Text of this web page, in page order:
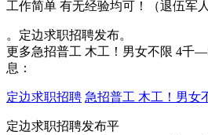
工作简单 有无经验均可！（退伍军人
。定边求职招聘发布。
更多急招普工 木工！男女不限 4千
息：
定边求职招聘 急招普工 木工！男
定边求职招聘发布平